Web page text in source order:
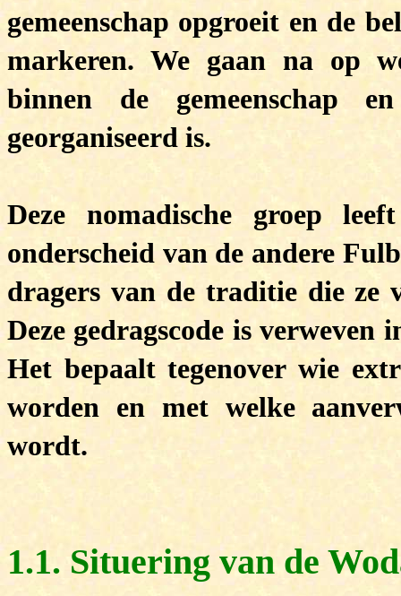
gemeenschap opgroeit en de
markeren. We gaan na op
binnen de gemeenschap
georganiseerd is.
Deze nomadische groep
onderscheid van de andere
dragers van de traditie die ze
Deze gedragscode is verweven
Het bepaalt tegenover wie
worden en met welke
wordt.
1.1. Situering van de